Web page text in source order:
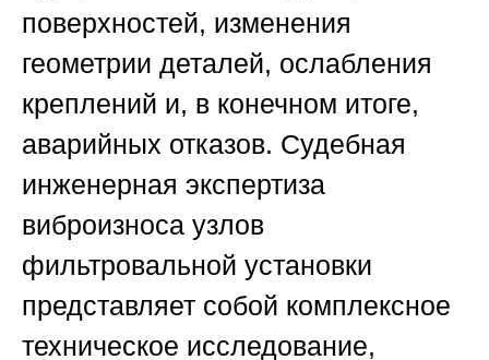
поверхностей, изменения
геометрии деталей, ослабления
креплений и, в конечном итоге,
аварийных отказов. Судебная
инженерная экспертиза
виброизноса узлов
фильтровальной установки
представляет собой комплексное
техническое исследование,